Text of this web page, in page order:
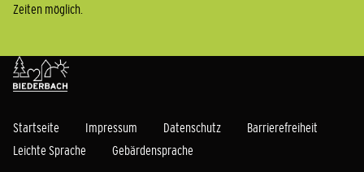
Zeiten möglich.
Startseite Impressum Datenschutz
Barrierefreiheit
Leichte Sprache
Gebärdensprache